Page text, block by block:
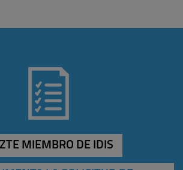
MIEMBRO DE IDIS